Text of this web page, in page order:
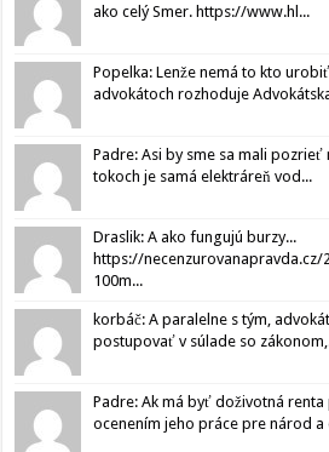
ako celý Smer. https://www.hl...
Popelka: Lenže nemá to kto
advokátoch rozhoduje
Padre: Asi by sme sa mali pozrieť
tokoch je samá elektráreň vod...
Draslik: A ako fungujú burzy...
https://
100m...
korbáč: A paralelne s tým,
postupovať v súlade so
Padre: Ak má byť doživotná
ocenením jeho práce pre národ a